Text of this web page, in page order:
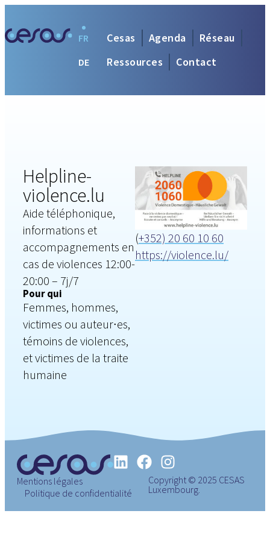
Cesas Agenda
Réseau
Ressources
Contact
FR
DE
Helpline-
violence.lu
Aide téléphonique,
informations et
accompagnements en
cas de violences 12:00-
20:00 – 7j/7
Pour qui
Femmes, hommes,
victimes ou auteur∙es,
témoins de violences,
et victimes de la traite
humaine
(+352) 20 60 10 60
https://violence.lu/
Copyright © 2025 CESAS
Luxembourg.
Mentions légales
Politique de confidentialité